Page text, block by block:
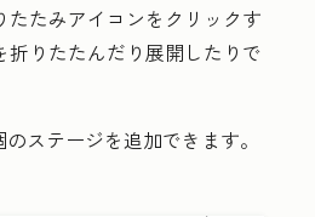
たたみアイコンをクリックす
折りたたんだり展開したりで
ステージを追加できます。